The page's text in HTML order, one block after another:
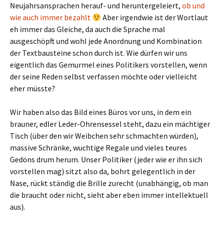
Neujahrsansprachen herauf- und heruntergeleiert, ob und
wie auch immer bezahlt
Aber irgendwie ist der Wortlaut
eh immer das Gleiche, da auch die Sprache mal
ausgeschöpft und wohl jede Anordnung und Kombination
der Textbausteine schon durch ist. Wie dürfen wir uns
eigentlich das Gemurmel eines Politikers vorstellen, wenn
der seine Reden selbst verfassen möchte oder vielleicht
eher müsste?
Wir haben also das Bild eines Büros vor uns, in dem ein
brauner, edler Leder-Ohrensessel steht, dazu ein mächtiger
Tisch (über den wir Weibchen sehr schmachten würden),
massive Schränke, wuchtige Regale und vieles teures
Gedöns drum herum. Unser Politiker (jeder wie er ihn sich
vorstellen mag) sitzt also da, bohrt gelegentlich in der
Nase, rückt ständig die Brille zurecht (unabhängig, ob man
die braucht oder nicht, sieht aber eben immer intellektuell
aus).